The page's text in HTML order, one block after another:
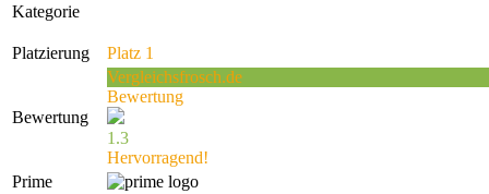
Kategorie
Platzierung Platz 1
Bewertung
Vergleichsfrosch.de
Bewertung
1.3
Hervorragend!
Prime